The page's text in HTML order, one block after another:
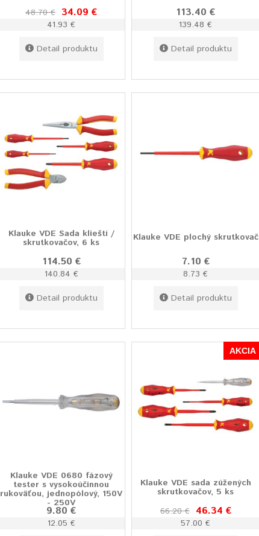
48.70 € 34.09 €
41.93 €
Detail produktu
113.40 €
139.48 €
Detail produktu
Klauke VDE Sada klieští /
skrutkovačov, 6 ks
114.50 €
140.84 €
Detail produktu
Klauke VDE plochý skrutkovač
7.10 €
8.73 €
Detail produktu
Klauke VDE 0680 fázový
tester s vysokoúčinnou
rukoväťou, jednopólový, 150V
- 250V
9.80 €
12.05 €
AKCIA
Klauke VDE sada zúžených
skrutkovačov, 5 ks
66.20 € 46.34 €
57.00 €